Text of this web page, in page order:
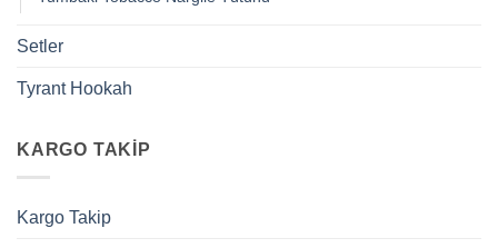
Setler
Tyrant Hookah
KARGO TAKIP
Kargo Takip